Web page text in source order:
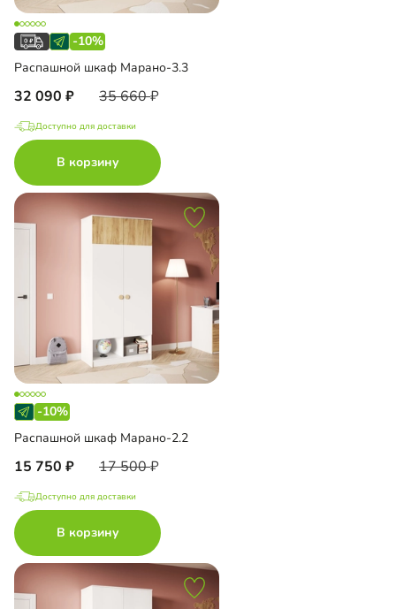
-10%
Распашной шкаф Марано-3.3
32 090 35 660
Доступно для доставки
В корзину
-10%
Распашной шкаф Марано-2.2
15 750 17 500
Доступно для доставки
В корзину